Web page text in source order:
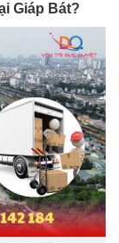
Giáp Bát?